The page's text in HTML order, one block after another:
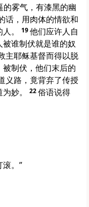
雾气，有漆黑的幽
话，用肉体的情欲和
。
19他们应许人自
谁制伏就是谁的奴
主耶稣基督而得以脱
制伏，他们末后的
义路，竟背弃了传授
妙。
22俗语说得
。”